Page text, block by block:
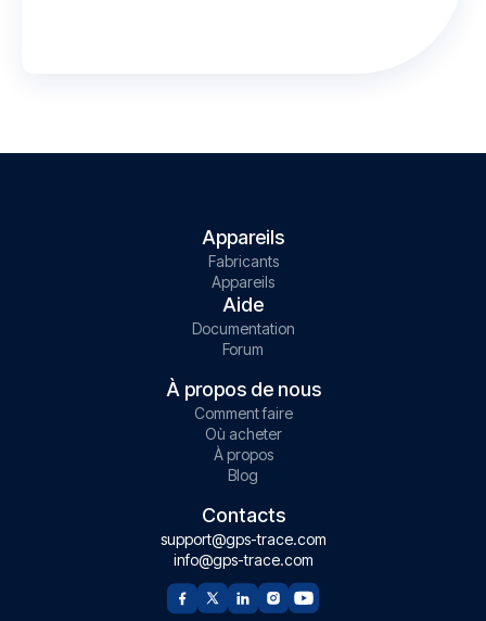
Appareils
Fabricants
Appareils
Aide
Documentation
Forum
À propos de nous
Comment faire
Où acheter
À propos
Blog
Contacts
support@gps-trace.com
info@gps-trace.com